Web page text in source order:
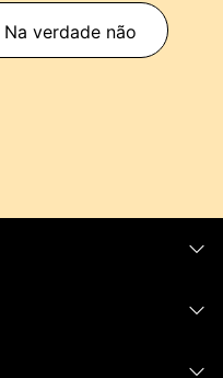
Na verdade não